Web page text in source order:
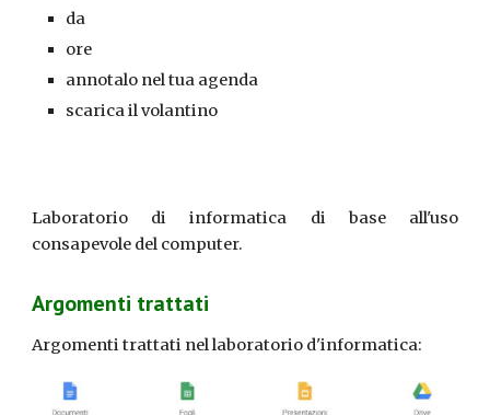
da
ore
annotalo nel tua agenda
scarica ilvolantino
Laboratorio di informatica di base all'uso
consapevole del computer.
Argomenti trattati
Argomenti trattati nel laboratorio d'informatica: